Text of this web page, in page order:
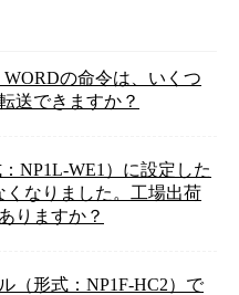
の命令は、いくつ
送できますか？
NP1L-WE1）に設定した
なりました。工場出荷
りますか？
（形式：NP1F-HC2）で